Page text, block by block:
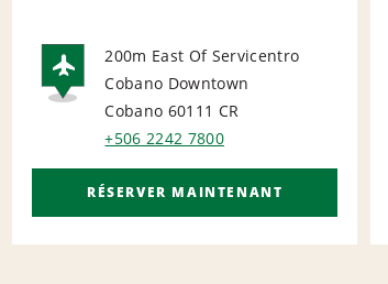
AIRPORT
200m East Of Servicentro
Cobano Downtown
Cobano 60111 CR
+506 2242 7800
RÉSERVER MAINTENANT